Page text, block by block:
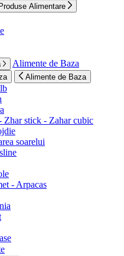
Produse Alimentare
Alimente de Baza
Alimente de Baza
Zhar stick - Zahar cubic
soarelui
- Arpacas